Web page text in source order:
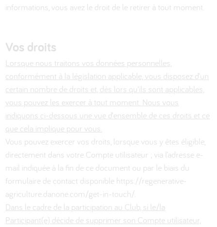
informations, vous avez le droit de le retirer à tout moment.
Vos droits
Lorsque nous traitons vos données personnelles,
conformément à la législation applicable, vous disposez d’un
certain nombre de droits et, dès lors qu’ils sont applicables,
vous pouvez les exercer à tout moment. Nous vous
indiquons ci-dessous une vue d’ensemble de ces droits et ce
que cela implique pour vous.
Vous pouvez exercer vos droits, lorsque vous y êtes éligible,
directement dans votre Compte utilisateur ; via l’adresse e-
mail indiquée à la fin de ce document ou par le biais du
formulaire de contact disponible https://regenerative-
agriculture.danone.com/get-in-touch/.
Dans le cadre de la participation au Club, si le/la
Participant(e) décide de supprimer son Compte utilisateur,